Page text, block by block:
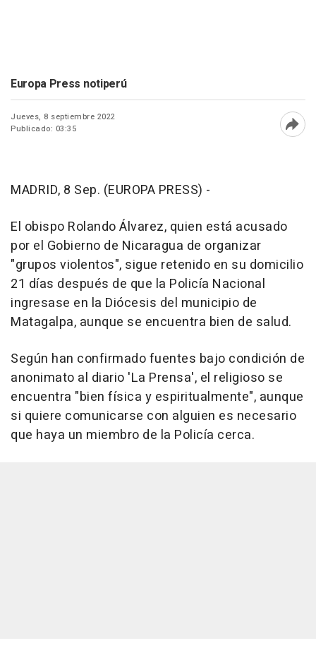
Europa Press notiperú
Jueves, 8 septiembre 2022
Publicado: 03:35
MADRID, 8 Sep. (EUROPA PRESS) -
El obispo Rolando Álvarez, quien está acusado
por el Gobierno de Nicaragua de organizar
"grupos violentos", sigue retenido en su domicilio
21 días después de que la Policía Nacional
ingresase en la Diócesis del municipio de
Matagalpa, aunque se encuentra bien de salud.
Según han confirmado fuentes bajo condición de
anonimato al diario 'La Prensa', el religioso se
encuentra "bien física y espiritualmente", aunque
si quiere comunicarse con alguien es necesario
que haya un miembro de la Policía cerca.